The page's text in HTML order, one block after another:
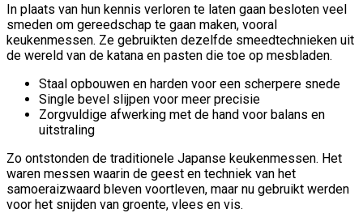
In plaats van hun kennis verloren te laten gaan besloten veel
smeden om gereedschap te gaan maken, vooral
keukenmessen. Ze gebruikten dezelfde smeedtechnieken uit
de wereld van de katana en pasten die toe op mesbladen.
Staal opbouwen en harden voor een scherpere snede
Single bevel slijpen voor meer precisie
Zorgvuldige afwerking met de hand voor balans en
uitstraling
Zo ontstonden de traditionele Japanse keukenmessen. Het
waren messen waarin de geest en techniek van het
samoeraizwaard bleven voortleven, maar nu gebruikt werden
voor het snijden van groente, vlees en vis.